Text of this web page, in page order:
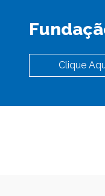
Clique